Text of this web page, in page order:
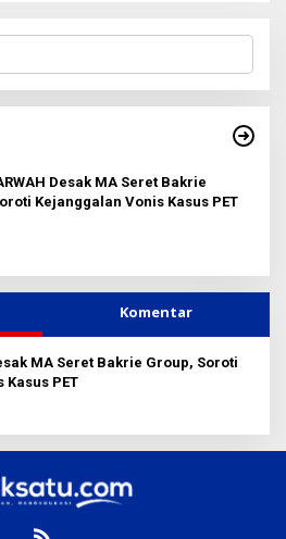
Desak MA Seret Bakrie
Kejanggalan Vonis Kasus PET
Komentar
MA Seret Bakrie Group, Soroti
PET